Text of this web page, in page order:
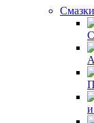
Смазки